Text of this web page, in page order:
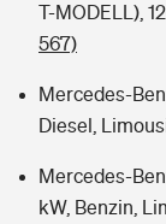
T-MODELL),
567)
Mercedes-
Diesel,
Mercedes-
kW, Benzin,